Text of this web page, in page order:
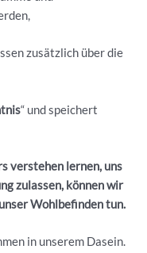
zusätzlich über die
“ und speichert
verstehen lernen, uns
zulassen, können wir
Wohlbefinden tun.
in unserem Dasein.